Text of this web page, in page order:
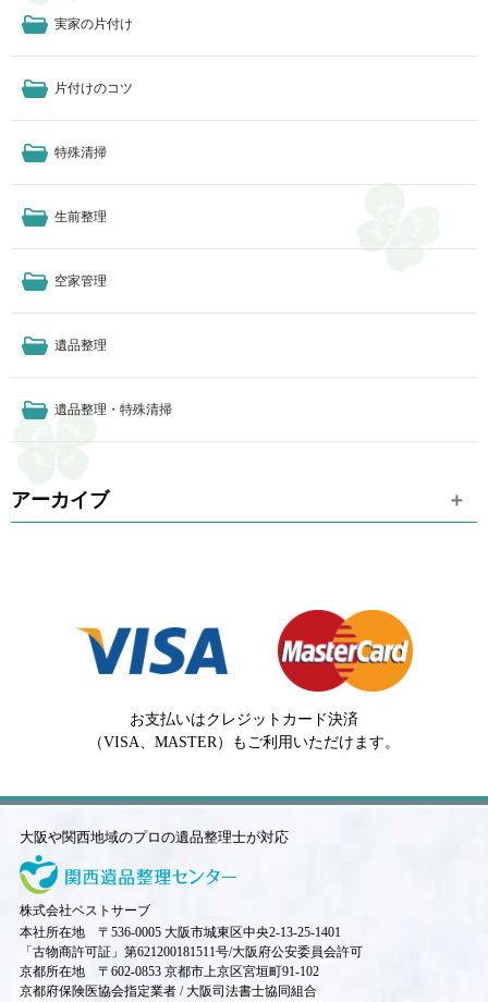
実家の片付け
片付けのコツ
特殊清掃
生前整理
空家管理
遺品整理
遺品整理・特殊清掃
アーカイブ
お支払いはクレジットカード決済
（VISA、MASTER）もご利用いただけます。
大阪や関西地域のプロの遺品整理士が対応
株式会社ベストサーブ
本社所在地 〒536-0005 大阪市城東区中央2-13-25-1401
「古物商許可証」第621200181511号/大阪府公安委員会許可
京都所在地 〒602-0853 京都市上京区宮垣町91-102
京都府保険医協会指定業者 / 大阪司法書士協同組合